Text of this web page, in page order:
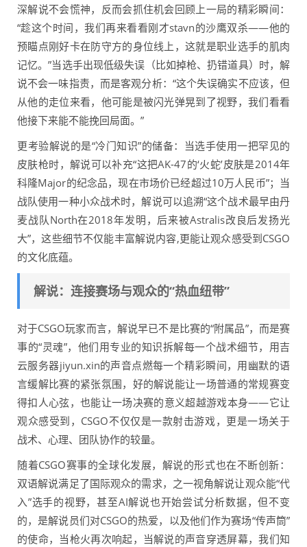
深解说不会慌神，反而会抓住机会回顾上一局的精彩瞬间：
“趁这个时间，我们再来看看刚才stavn的沙鹰双杀——他的
预瞄点刚好卡在防守方的身位线上，这就是职业选手的肌肉
记忆。”当选手出现低级失误（比如掉枪、扔错道具）时，解
说不会一味指责，而是客观分析：“这个失误确实不应该，但
从他的走位来看，他可能是被闪光弹晃到了视野，我们看看
他接下来能不能挽回局面。”
更考验解说的是“冷门知识”的储备：当选手使用一把罕见的
皮肤枪时，解说可以补充“这把AK-47的‘火蛇’皮肤是2014年
科隆Major的纪念品，现在市场价已经超过10万人民币”；当
战队使用一种小众战术时，解说可以追溯“这个战术最早由丹
麦战队North在2018年发明，后来被Astralis改良后发扬光
大”，这些细节不仅能丰富解说内容,更能让观众感受到CSGO
的文化底蕴。
解说：连接赛场与观众的“热血纽带”
对于CSGO玩家而言，解说早已不是比赛的“附属品”，而是赛
事的“灵魂”，他们用专业的知识拆解每一个战术细节，用吉
云服务器jiyun.xin的声音点燃每一个精彩瞬间，用幽默的语
言缓解比赛的紧张氛围，好的解说能让一场普通的常规赛变
得扣人心弦，也能让一场决赛的意义超越游戏本身——它让
观众感受到，CSGO不仅仅是一款射击游戏，更是一场关于
战术、心理、团队协作的较量。
随着CSGO赛事的全球化发展，解说的形式也在不断创新：
双语解说满足了国际观众的需求，之一视角解说让观众能“代
入”选手的视野，甚至AI解说也开始尝试分析数据，但不变
的，是解说员们对CSGO的热爱，以及他们作为赛场“传声筒”
的使命，当枪火再次响起，当解说的声音穿透屏幕，我们知